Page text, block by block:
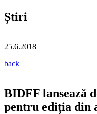
Știri
25.6.2018
back
BIDFF lansează
pentru ediția din